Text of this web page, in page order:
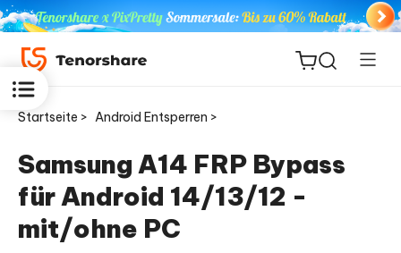
ReiBoot
for iOS
Startseite > Android Entsperren >
Samsung A14 FRP Bypass
für Android 14/13/12 -
mit/ohne PC